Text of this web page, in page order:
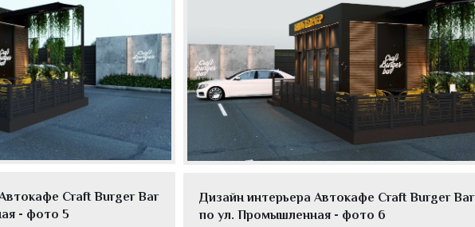
Craft Burger Bar
- фото 5
Дизайн интерьера Автокафе Craft Burger Bar
по ул. Промышленная - фото 6